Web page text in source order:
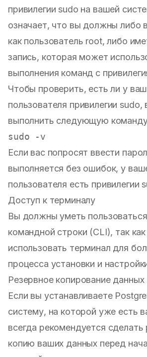
привилегии sudo на вашей
означает, что вы должны либо
как пользователь root, либо
запись, которая может
выполнения команд с
Чтобы проверить, есть ли у
пользователя привилегии
выполнить следующую
sudo
Если вас попросят ввести
выполняется без ошибок, у
пользователя есть привилегии
Доступ к терминалу
Вы должны уметь
командной строки (CLI), так
использовать терминал для
процесса установки и
Резервное копирование данных
Если вы устанавливаете
систему, на которой уже есть
всегда рекомендуется
копию ваших данных перед